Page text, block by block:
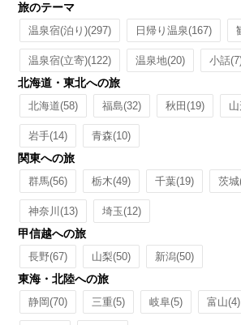
旅のテーマ
温泉宿(泊り)(297) 日帰り温泉(167)
温泉宿(立寄)(122) 温泉地(20) 小話
北海道・東北への旅
北海道(58) 福島(32) 秋田(19)
岩手(14) 青森(10)
関東への旅
群馬(56) 栃木(49) 千葉(19) 茨城
神奈川(13) 埼玉(12)
甲信越への旅
長野(67) 山梨(50) 新潟(50)
東海・北陸への旅
静岡(70) 三重(5) 岐阜(5) 富山(4)